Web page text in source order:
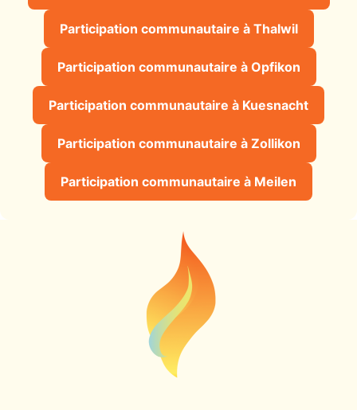
Participation communautaire à Thalwil
Participation communautaire à Opfikon
Participation communautaire à Kuesnacht
Participation communautaire à Zollikon
Participation communautaire à Meilen